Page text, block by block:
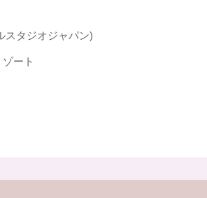
スタジオジャパン)
ート